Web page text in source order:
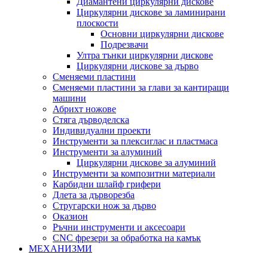
Циркулярни дискове за ламинирани
плоскости
Основни циркулярни дискове
Подрезвачи
Ултра тънки циркулярни дискове
Циркулярни дискове за дърво
Сменяеми пластини
Сменяеми пластини за глави за кантиращи
машини
Абрихт ножове
Стяга дърводелска
Индивидуални проекти
Инструменти за плексиглас и пластмаса
Инструменти за алуминий
Циркулярни дискове за алуминий
Инструменти за композитни материали
Карбидни шлайф грифери
Длета за дърворезба
Стругарски нож за дърво
Оказион
Ръчни инструменти и аксесоари
CNC фрезери за обработка на камък
МЕХАНИЗМИ